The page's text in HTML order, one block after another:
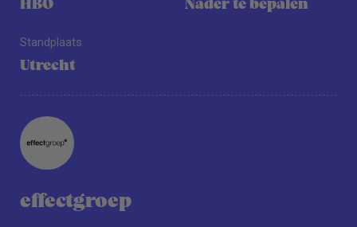
HBO
Standplaats
Utrecht
Nader te bepalen
effectgroep